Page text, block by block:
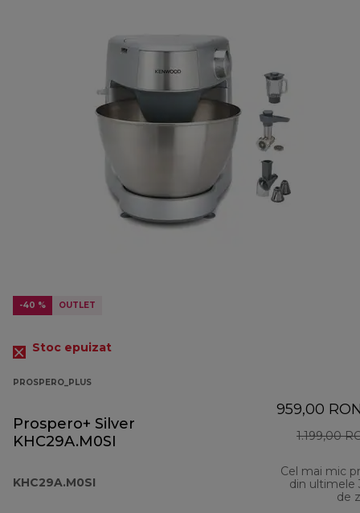
-40 % OUTLET
Stoc epuizat
PROSPERO_PLUS
Prospero+ Silver
KHC29A.M0SI
KHC29A.M0SI
959,00
1.199,00
Cel mai mic
din ultimele
de